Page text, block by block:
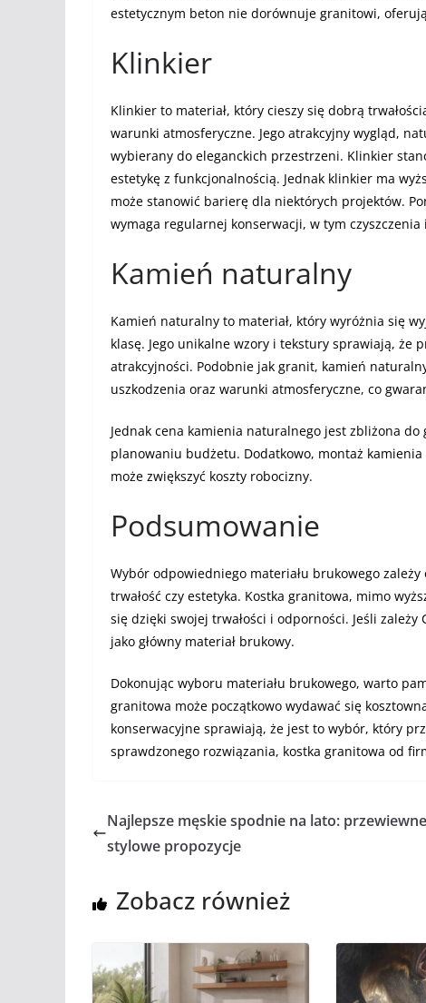
estetycznym beton nie dorównuje granitowi,
Klinkier
Klinkier to materiał, który cieszy się dobrą
warunki atmosferyczne. Jego atrakcyjny wygląd,
wybierany do eleganckich przestrzeni. Klinkier
estetykę z funkcjonalnością. Jednak klinkier ma
może stanowić barierę dla niektórych projektów.
wymaga regularnej konserwacji, w tym
Kamień naturalny
Kamień naturalny to materiał, który wyróżnia się
klasę. Jego unikalne wzory i tekstury sprawiają,
atrakcyjności. Podobnie jak granit, kamień
uszkodzenia oraz warunki atmosferyczne, co
Jednak cena kamienia naturalnego jest zbliżona
planowaniu budżetu. Dodatkowo, montaż
może zwiększyć koszty robocizny.
Podsumowanie
Wybór odpowiedniego materiału brukowego
trwałość czy estetyka. Kostka granitowa, mimo
się dzięki swojej trwałości i odporności. Jeśli
jako główny materiał brukowy.
Dokonując wyboru materiału brukowego, warto
granitowa może początkowo wydawać się
konserwacyjne sprawiają, że jest to wybór, który
sprawdzonego rozwiązania, kostka granitowa od
Najlepsze męskie spodnie na lato:
stylowe propozycje
Zobacz również